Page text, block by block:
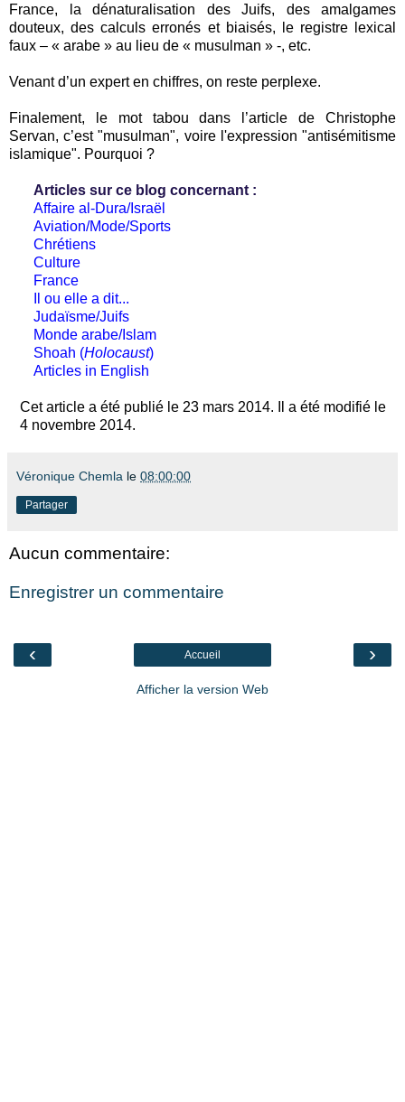
France, la dénaturalisation des Juifs, des amalgames
douteux, des calculs erronés et biaisés, le registre lexical
faux – « arabe » au lieu de « musulman » -, etc.
Venant d’un expert en chiffres, on reste perplexe.
Finalement, le mot tabou dans l’article de Christophe
Servan, c’est "musulman", voire l'expression "antisémitisme
islamique". Pourquoi ?
Articles sur ce blog concernant :
Affaire al-Dura/Israël
Aviation/Mode/Sports
Chrétiens
Culture
France
Il ou elle a dit...
Judaïsme/Juifs
Monde arabe/Islam
Shoah (Holocaust)
Articles in English
Cet article a été publié le 23 mars 2014. Il a été modifié le
4 novembre 2014.
Véronique Chemla le 08:00:00
Partager
Aucun commentaire:
Enregistrer un commentaire
‹ ›
Accueil
Afficher la version Web